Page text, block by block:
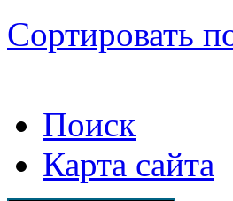
Сортировать
Поиск
Карта сайта